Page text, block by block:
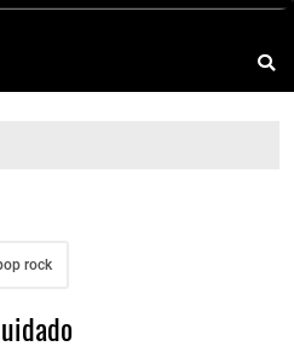
rock